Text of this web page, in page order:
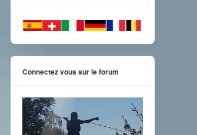
Connectez vous sur le forum